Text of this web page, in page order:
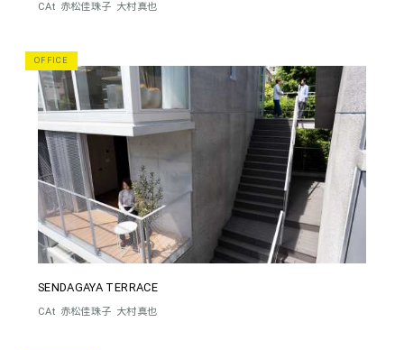
CAt 赤松佳珠子 大村真也
OFFICE
SENDAGAYA TERRACE
CAt 赤松佳珠子 大村真也